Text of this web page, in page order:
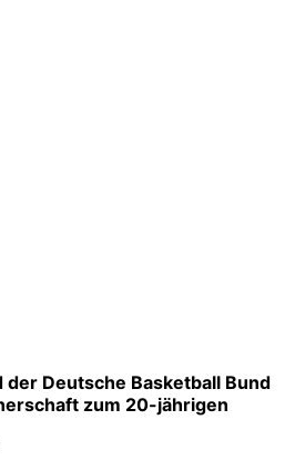
der Deutsche Basketball Bund
zum 20-jährigen